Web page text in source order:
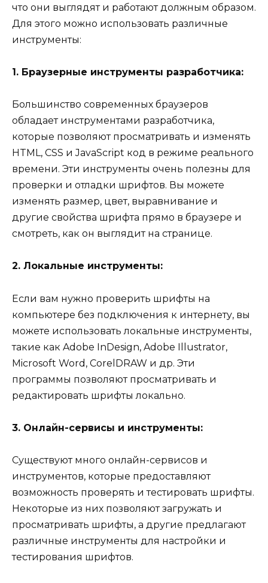
что они выглядят и работают должным образом.
Для этого можно использовать различные
инструменты:
1. Браузерные инструменты разработчика:
Большинство современных браузеров
обладает инструментами разработчика,
которые позволяют просматривать и изменять
HTML, CSS и JavaScript код в режиме реального
времени. Эти инструменты очень полезны для
проверки и отладки шрифтов. Вы можете
изменять размер, цвет, выравнивание и
другие свойства шрифта прямо в браузере и
смотреть, как он выглядит на странице.
2. Локальные инструменты:
Если вам нужно проверить шрифты на
компьютере без подключения к интернету, вы
можете использовать локальные инструменты,
такие как Adobe InDesign, Adobe Illustrator,
Microsoft Word, CorelDRAW и др. Эти
программы позволяют просматривать и
редактировать шрифты локально.
3. Онлайн-сервисы и инструменты:
Существуют много онлайн-сервисов и
инструментов, которые предоставляют
возможность проверять и тестировать шрифты.
Некоторые из них позволяют загружать и
просматривать шрифты, а другие предлагают
различные инструменты для настройки и
тестирования шрифтов.